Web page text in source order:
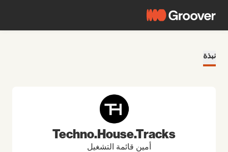
نبذة
Techno.House.Tracks
أمين قائمة التشغيل